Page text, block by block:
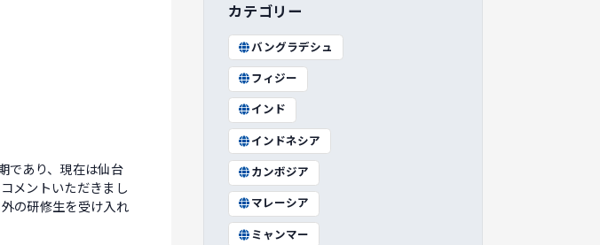
であり、現在は仙台
メントいただきまし
の研修生を受け入れ
カテゴリー
バングラデシュ
フィジー
インド
インドネシア
カンボジア
マレーシア
ミャンマー